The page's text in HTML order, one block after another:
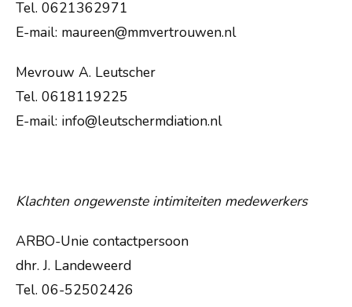
3742RC Baarn
info@deuitkijck.nl
035 - 541 44 13
Tel. 0621362971
E-mail: maureen@mmvertrouwen.nl
Mevrouw A. Leutscher
Tel. 0618119225
E-mail: info@leutschermdiation.nl
Klachten ongewenste intimiteiten medewerkers
ARBO-Unie contactpersoon
dhr. J. Landeweerd
Tel. 06-52502426